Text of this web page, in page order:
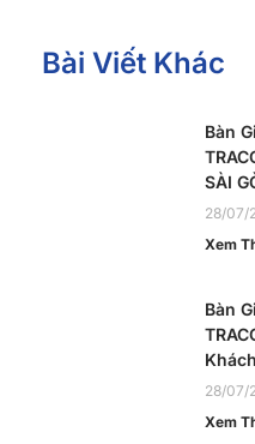
Bài Viết Khác
Bàn
SÀI
28/07/
Xem
Bàn
28/07/
Xem